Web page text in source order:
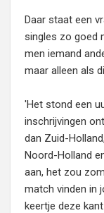
Daar staat een
singles zo goed
men iemand
maar alleen als
'Het stond een
inschrijvingen
dan Zuid-
Noord-Holland
aan, het zou
match vinden in
keertje deze